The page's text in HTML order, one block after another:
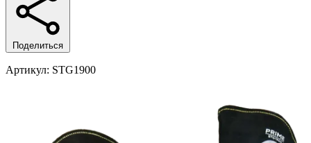
Поделиться
Артикул: STG1900